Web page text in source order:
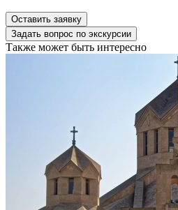
Оставить заявку
Задать вопрос по экскурсии
Также может быть интересно